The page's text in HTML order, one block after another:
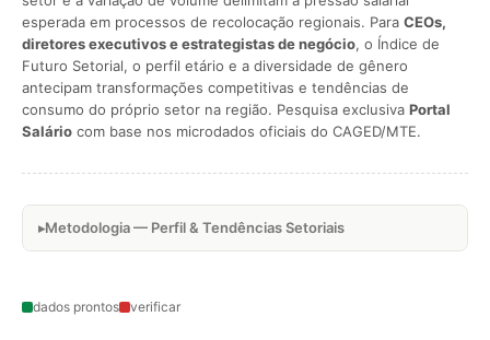
esperada em processos de recolocação regionais. Para CEOs,
diretores executivos e estrategistas de negócio, o Índice de
Futuro Setorial, o perfil etário e a diversidade de gênero
antecipam transformações competitivas e tendências de
consumo do próprio setor na região. Pesquisa exclusiva Portal
Salário com base nos microdados oficiais do CAGED/MTE.
Metodologia — Perfil & Tendências Setoriais
dados prontos verificar